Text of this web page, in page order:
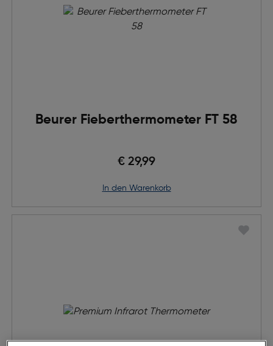
Beurer Fieberthermometer FT 58
€ 29,99
in den Warenkorb